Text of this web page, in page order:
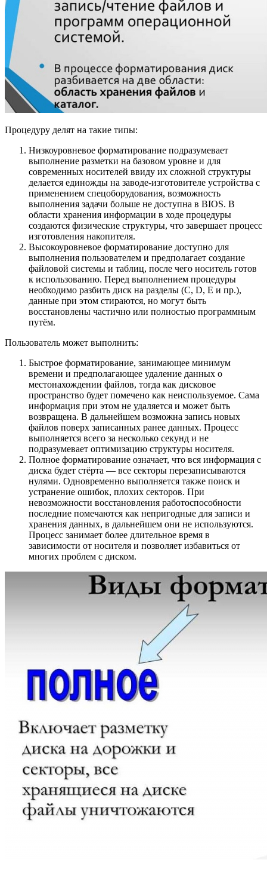
Процедуру делят на такие типы:
Низкоуровневое форматирование подразумевает
выполнение разметки на базовом уровне и для
современных носителей ввиду их сложной структуры
делается единожды на заводе-изготовителе устройства с
применением спецоборудования, возможность
выполнения задачи больше не доступна в BIOS. В
области хранения информации в ходе процедуры
создаются физические структуры, что завершает процесс
изготовления накопителя.
Высокоуровневое форматирование доступно для
выполнения пользователем и предполагает создание
файловой системы и таблиц, после чего носитель готов
к использованию. Перед выполнением процедуры
необходимо разбить диск на разделы (C, D, E и пр.),
данные при этом стираются, но могут быть
восстановлены частично или полностью программным
путём.
Пользователь может выполнить:
Быстрое форматирование, занимающее минимум
времени и предполагающее удаление данных о
местонахождении файлов, тогда как дисковое
пространство будет помечено как неиспользуемое. Сама
информация при этом не удаляется и может быть
возвращена. В дальнейшем возможна запись новых
файлов поверх записанных ранее данных. Процесс
выполняется всего за несколько секунд и не
подразумевает оптимизацию структуры носителя.
Полное форматирование означает, что вся информация с
диска будет стёрта — все секторы перезаписываются
нулями. Одновременно выполняется также поиск и
устранение ошибок, плохих секторов. При
невозможности восстановления работоспособности
последние помечаются как непригодные для записи и
хранения данных, в дальнейшем они не используются.
Процесс занимает более длительное время в
зависимости от носителя и позволяет избавиться от
многих проблем с диском.